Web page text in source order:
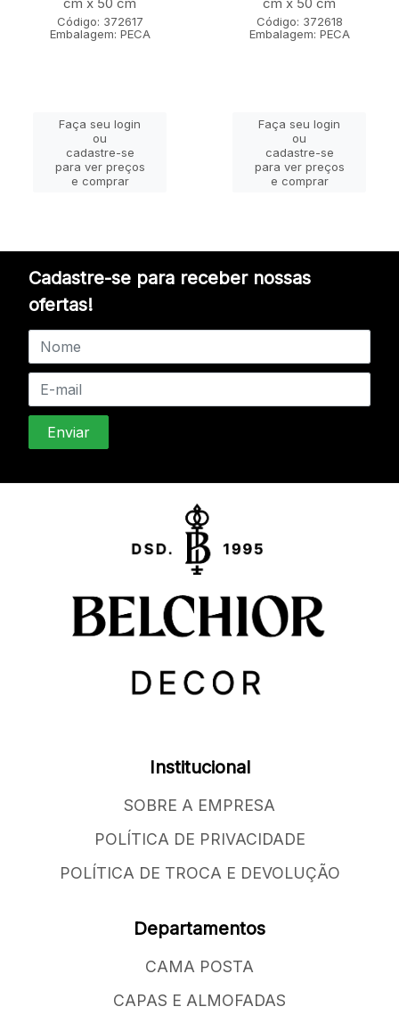
Código: 372617
Embalagem: PECA
Faça seu login
ou
cadastre-se
para ver preços
e comprar
Código: 372618
Embalagem: PECA
Faça seu login
ou
cadastre-se
para ver preços
e comprar
Cadastre-se para receber nossas
ofertas!
Institucional
SOBRE A EMPRESA
POLÍTICA DE PRIVACIDADE
POLÍTICA DE TROCA E DEVOLUÇÃO
Departamentos
CAMA POSTA
CAPAS E ALMOFADAS